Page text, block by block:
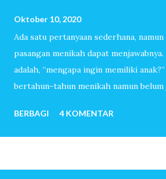
Oktober 10, 2020
Ada satu pertanyaan sederhana,
pasangan menikah dapat
adalah, “mengapa ingin memiliki
bertahun-tahun menikah namun belum
melewati ribuan hari tanpa tangis bayi,
dengan anak-anak. Mereka
sangat mudah dititipi anak oleh-Nya,
BERBAGI 4 KOMENTAR